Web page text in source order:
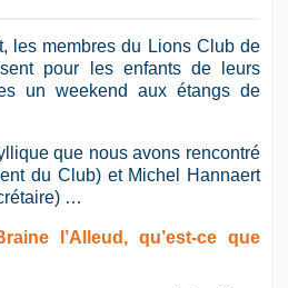
les membres du Lions Club de
pour les enfants de leurs
un weekend aux étangs de
que nous avons rencontré
du Club) et Michel Hannaert
…
l’Alleud, qu’est-ce que